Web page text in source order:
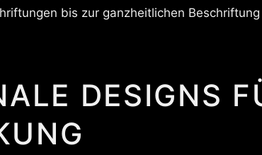
bis zur ganzheitlichen
DESIGNS